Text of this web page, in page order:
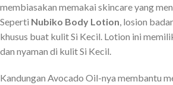
membiasakan memakai skincare yang
Seperti Nubiko Body Lotion , losion
khusus buat kulit Si Kecil. Lotion ini
dan nyaman di kulit Si Kecil.
Kandungan Avocado Oil-nya membantu